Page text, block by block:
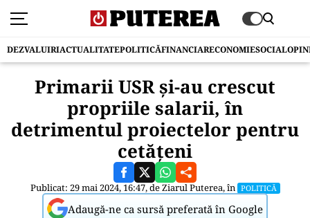
DEZVALUIRIACTUALITATEPOLITICĂFINANCIARECONOMIESOCIAL
Primarii USR și-au crescut
propriile salarii, în
detrimentul proiectelor pentru
cetățeni
Publicat: 29 mai 2024, 16:47, deZiarul Puterea, în POLITICĂ
Adaugă-ne ca sursă preferată în Google